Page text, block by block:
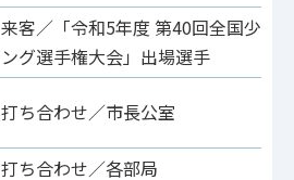
来客／「令和5年度 第40回全国少年
ング選手権大会」出場選手
打ち合わせ／市長公室
打ち合わせ／各部局